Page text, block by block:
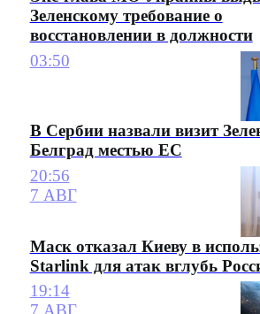
Зеленскому требование о
восстановлении в должности
03:50
В Сербии назвали визит
Белград местью ЕС
20:56
7 АВГ
Маск отказал Киеву в
Starlink для атак вглубь
19:14
7 АВГ